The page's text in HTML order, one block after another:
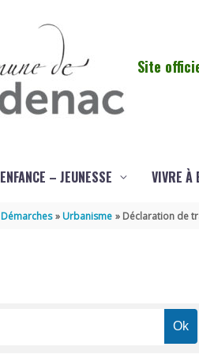
Site
ENFANCE – JEUNESSE VIVRE À
Démarches Urbanisme Déclaration de